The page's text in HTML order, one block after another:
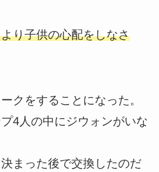
り子供の心配をしなさ
クをすることになった。
4人の中にジウォンがいな
まった後で交換したのだ